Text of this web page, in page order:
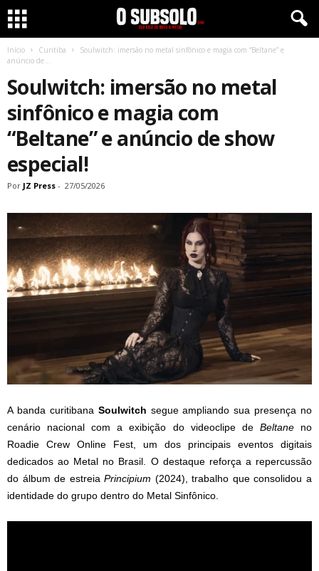
Início Curitiba
Soulwitch: imersão no metal sinfônico e magia com “Beltane” e
anúncio de...
Soulwitch: imersão no metal
sinfônico e magia com
“Beltane” e anúncio de show
especial!
Por JZ Press - 27/05/2026
A banda curitibana Soulwitch segue ampliando sua presença no
cenário nacional com a exibição do videoclipe de Beltaneno
Roadie Crew Online Fest, um dos principais eventos digitais
dedicados ao Metal no Brasil. O destaque reforça a repercussão
do álbum de estreiaPrincipium (2024), trabalho que consolidou a
identidade do grupo dentro do Metal Sinfônico.